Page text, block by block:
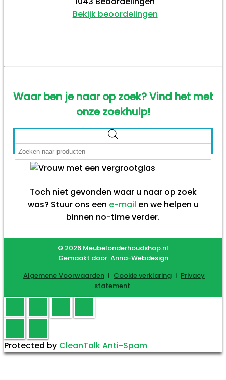
Bekijk beoordelingen
Waar ben je naar op zoek? Vind het met
onze zoekhulp!
Toch niet gevonden waar u naar op zoek
was? Stuur ons een e-mail en we helpen u
binnen no-time verder.
© 2026 Meubelonderhoudshop.nl
Gemaakt door:Anna-Webdesign
Algemene Voorwaarden | Cookie verklaring | Privacy
statement
Protected by CleanTalk Anti-Spam